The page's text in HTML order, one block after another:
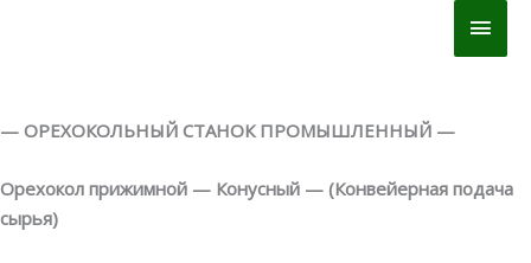
— ОРЕХОКОЛЬНЫЙ СТАНОК ПРОМЫШЛЕННЫЙ —
Орехокол прижимной — Конусный — (Конвейерная подача
сырья)